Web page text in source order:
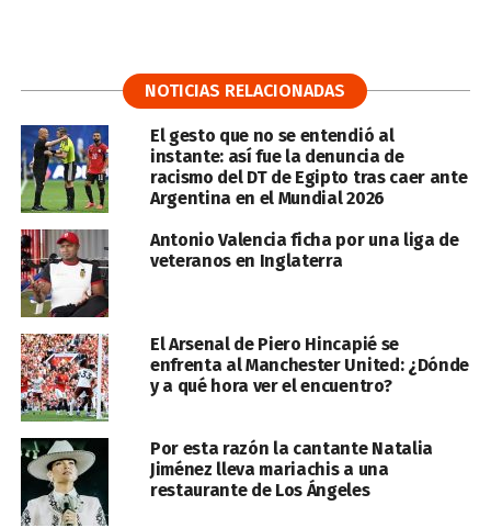
NOTICIAS RELACIONADAS
El gesto que no se entendió al
instante: así fue la denuncia de
racismo del DT de Egipto tras caer ante
Argentina en el Mundial 2026
Antonio Valencia ficha por una liga de
veteranos en Inglaterra
El Arsenal de Piero Hincapié se
enfrenta al Manchester United: ¿Dónde
y a qué hora ver el encuentro?
Por esta razón la cantante Natalia
Jiménez lleva mariachis a una
restaurante de Los Ángeles